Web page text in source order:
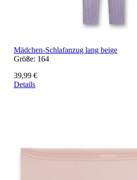
Mädchen-Schlafanzug lang beige
Größe: 164
39,99 €
Details